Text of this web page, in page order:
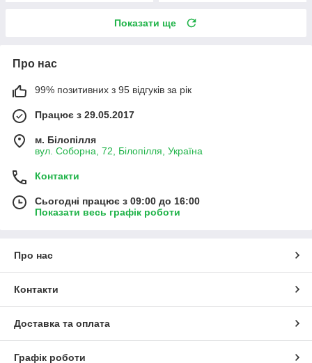
Показати ще
Про нас
99% позитивних з 95 відгуків за рік
Працює з 29.05.2017
м. Білопілля
вул. Соборна, 72, Білопілля, Україна
Контакти
Сьогодні працює з 09:00 до 16:00
Показати весь графік роботи
Про нас
Контакти
Доставка та оплата
Графік роботи